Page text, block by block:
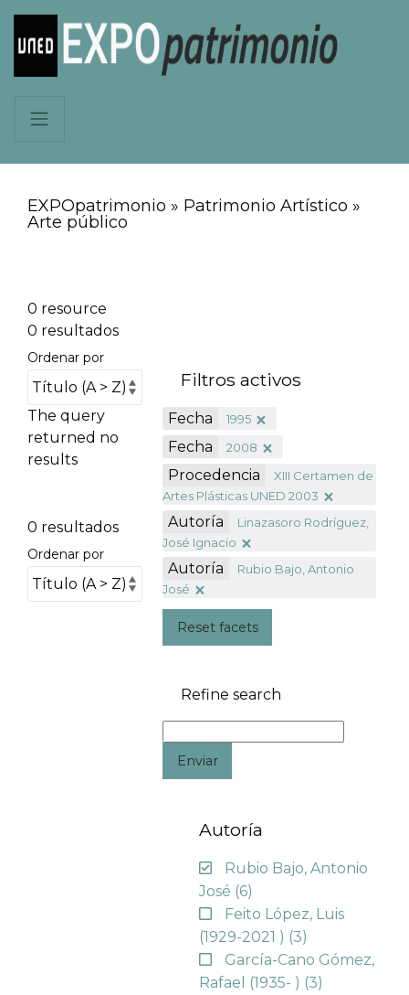
EXPOpatrimonio » Patrimonio Artístico »
Arte público
0 resource
0 resultados
Ordenar por
The query
returned no
results
0 resultados
Ordenar por
Filtros activos
Fecha 1995
Fecha 2008
Procedencia
XIII Certamen de
Artes Plásticas UNED 2003
Autoría
Linazasoro Rodríguez,
José Ignacio
Autoría
Rubio Bajo, Antonio
José
Reset facets
Refine search
Enviar
Autoría
Rubio Bajo, Antonio
José (6)
Feito López, Luis
(1929-2021 ) (3)
García-Cano Gómez,
Rafael (1935- ) (3)